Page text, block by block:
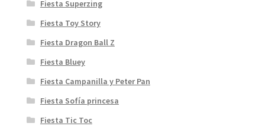
Fiesta Superzing
Fiesta Toy Story
Fiesta Dragon Ball Z
Fiesta Bluey
Fiesta Campanilla y Peter Pan
Fiesta Sofía princesa
Fiesta Tic Toc